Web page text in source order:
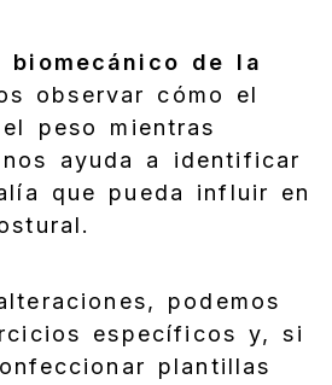
biomecánico de la
observar cómo el
peso mientras
ayuda a identificar
que pueda influir en
podemos
específicos y, si
plantillas